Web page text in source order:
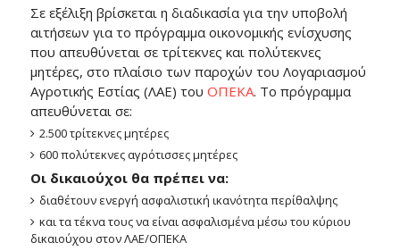
Σε εξέλιξη βρίσκεται η διαδικασία για την υποβολή
αιτήσεων για το πρόγραμμα οικονομικής ενίσχυσης
που απευθύνεται σε τρίτεκνες και πολύτεκνες
μητέρες, στο πλαίσιο των παροχών του Λογαριασμού
Αγροτικής Εστίας (ΛΑΕ) του ΟΠΕΚΑ. Το πρόγραμμα
απευθύνεται σε:
2.500 τρίτεκνες μητέρες
600 πολύτεκνες αγρότισσες μητέρες
Οι δικαιούχοι θα πρέπει να:
διαθέτουν ενεργή ασφαλιστική ικανότητα περίθαλψης
και τα τέκνα τους να είναι ασφαλισμένα μέσω του κύριου
δικαιούχου στον ΛΑΕ/ΟΠΕΚΑ